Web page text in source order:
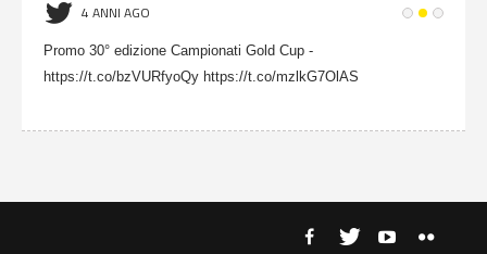
4 ANNI AGO
Promo 30° edizione Campionati Gold Cup -
https://t.co/bzVURfyoQy https://t.co/mzlkG7OlAS